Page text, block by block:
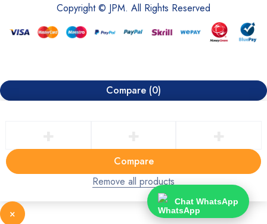
Copyright © JPM. All Rights Reserved
Compare (0)
Compare
Remove all products
×
Chat WhatsApp